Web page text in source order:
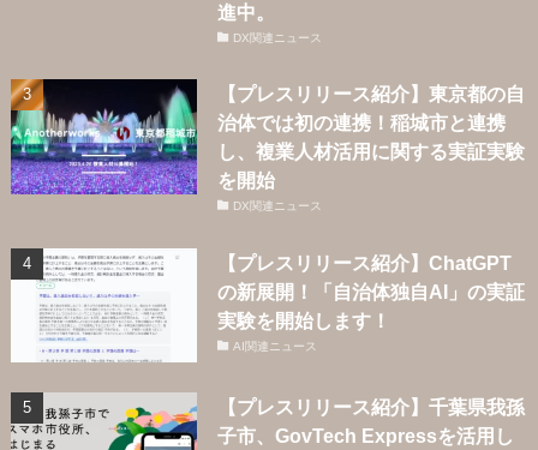
進中。
DX関連ニュース
【プレスリリース紹介】東京都の自
治体では初の連携！稲城市と連携
し、複業人材活用に関する実証実験
を開始
DX関連ニュース
【プレスリリース紹介】ChatGPT
の新展開！「自治体独自AI」の実証
実験を開始します！
AI関連ニュース
【プレスリリース紹介】千葉県我孫
子市、GovTech Expressを活用し